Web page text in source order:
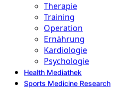
Therapie
Training
Operation
Ernährung
Kardiologie
Psychologie
Health Mediathek
Sports Medicine Research